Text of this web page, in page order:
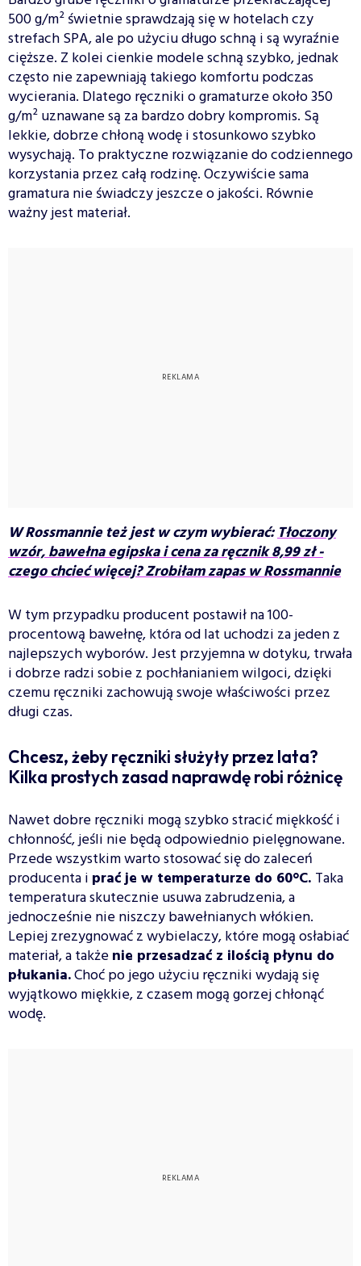
500 g/m² świetnie sprawdzają się w hotelach czy
strefach SPA, ale po użyciu długo schną i są wyraźnie
cięższe. Z kolei cienkie modele schną szybko, jednak
często nie zapewniają takiego komfortu podczas
wycierania. Dlatego ręczniki o gramaturze około 350
g/m² uznawane są za bardzo dobry kompromis. Są
lekkie, dobrze chłoną wodę i stosunkowo szybko
wysychają. To praktyczne rozwiązanie do codziennego
korzystania przez całą rodzinę. Oczywiście sama
gramatura nie świadczy jeszcze o jakości. Równie
ważny jest materiał.
W Rossmannie też jest w czym wybierać:Tłoczony
wzór, bawełna egipska i cena za ręcznik 8,99 zł -
czego chcieć więcej? Zrobiłam zapas w Rossmannie
W tym przypadku producent postawił na 100-
procentową bawełnę, która od lat uchodzi za jeden z
najlepszych wyborów. Jest przyjemna w dotyku, trwała
i dobrze radzi sobie z pochłanianiem wilgoci, dzięki
czemu ręczniki zachowują swoje właściwości przez
długi czas.
Chcesz, żeby ręczniki służyły przez lata?
Kilka prostych zasad naprawdę robi różnicę
Nawet dobre ręczniki mogą szybko stracić miękkość i
chłonność, jeśli nie będą odpowiednio pielęgnowane.
Przede wszystkim warto stosować się do zaleceń
producenta i prać je w temperaturze do 60°C. Taka
temperatura skutecznie usuwa zabrudzenia, a
jednocześnie nie niszczy bawełnianych włókien.
Lepiej zrezygnować z wybielaczy, które mogą osłabiać
materiał, a takżenie przesadzać z ilością płynu do
płukania.Choć po jego użyciu ręczniki wydają się
wyjątkowo miękkie, z czasem mogą gorzej chłonąć
wodę.